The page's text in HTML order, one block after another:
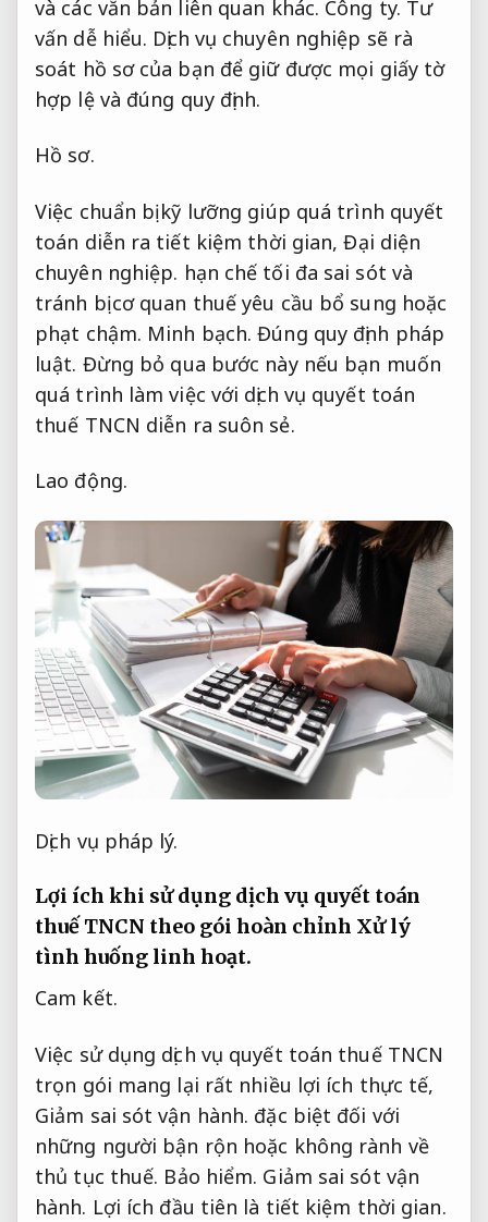
và các văn bản liên quan khác. Công ty. Tư
vấn dễ hiểu. Dịch vụ chuyên nghiệp sẽ rà
soát hồ sơ của bạn để giữ được mọi giấy tờ
hợp lệ và đúng quy định.
Hồ sơ.
Việc chuẩn bị kỹ lưỡng giúp quá trình quyết
toán diễn ra tiết kiệm thời gian,Đại diện
chuyên nghiệp. hạn chế tối đa sai sót và
tránh bị cơ quan thuế yêu cầu bổ sung hoặc
phạt chậm. Minh bạch. Đúng quy định pháp
luật. Đừng bỏ qua bước này nếu bạn muốn
quá trình làm việc với dịch vụ quyết toán
thuế TNCN diễn ra suôn sẻ.
Lao động.
Dịch vụ pháp lý.
Lợi ích khi sử dụng dịch vụ quyết toán
thuế TNCN theo gói hoàn chỉnh Xử lý
tình huống linh hoạt.
Cam kết.
Việc sử dụng dịch vụ quyết toán thuế TNCN
trọn gói mang lại rất nhiều lợi ích thực tế,
Giảm sai sót vận hành. đặc biệt đối với
những người bận rộn hoặc không rành về
thủ tục thuế. Bảo hiểm. Giảm sai sót vận
hành. Lợi ích đầu tiên là tiết kiệm thời gian.